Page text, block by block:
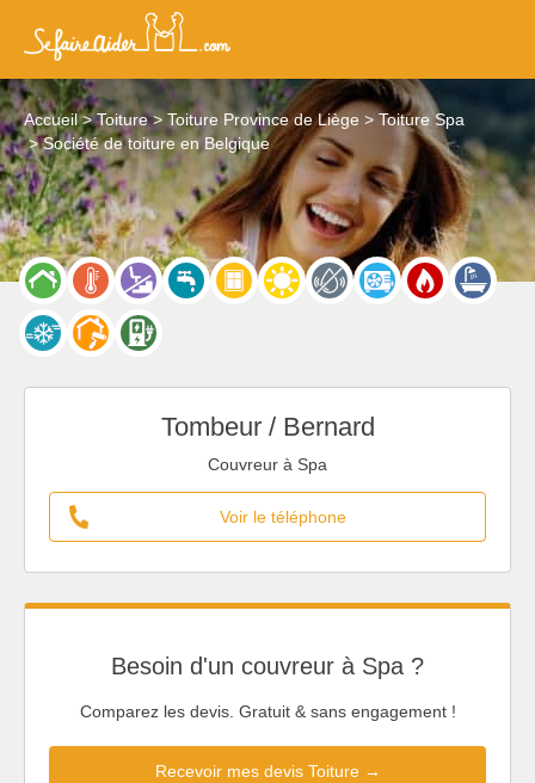
Accueil Toiture Toiture Province de Liège
Toiture Spa
Société de toiture en Belgique
Tombeur / Bernard
Couvreur à Spa
Voir le téléphone
Besoin d'un couvreur à Spa ?
Comparez les devis. Gratuit & sans engagement !
Recevoir mes devis Toiture →